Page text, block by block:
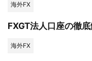
海外FX
FXGT法人口座の徹
海外FX